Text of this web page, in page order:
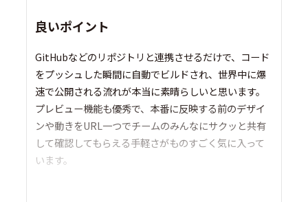
良いポイント
GitHubなどのリポジトリと連携させるだけで、コード
をプッシュした瞬間に自動でビルドされ、世界中に爆
速で公開される流れが本当に素晴らしいと思います。
プレビュー機能も優秀で、本番に反映する前のデザイ
ンや動きをURL一つでチームのみんなにサクッと共有
して確認してもらえる手軽さがものすごく気に入って
います。